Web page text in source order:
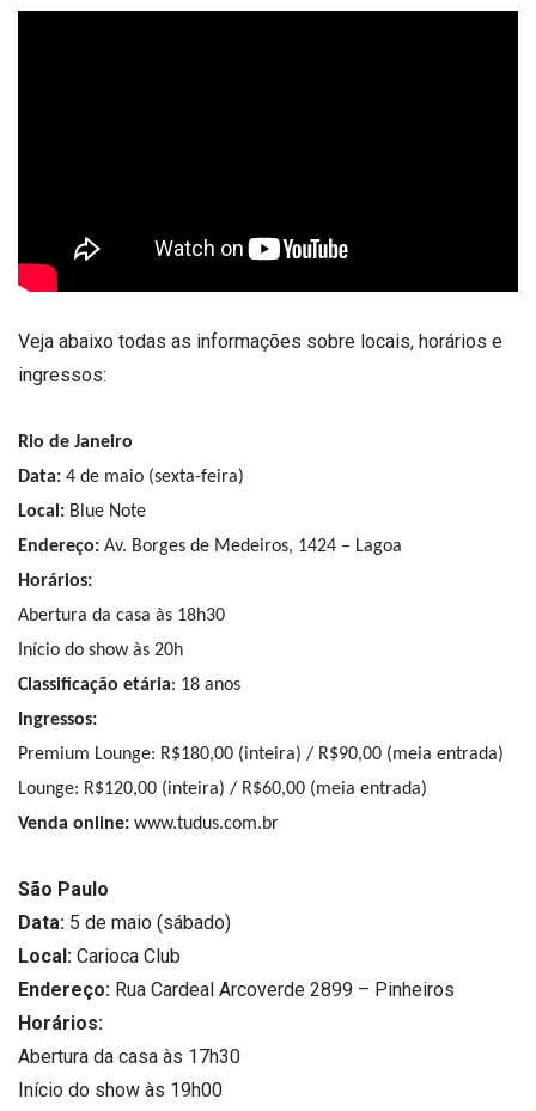
Veja abaixo todas as informações sobre locais, horários e
ingressos:
Rio de Janeiro
Data: 4 de maio (sexta-feira)
Local: Blue Note
Endereço: Av. Borges de Medeiros, 1424 – Lagoa
Horários:
Abertura da casa às 18h30
Início do show às 20h
Classificação etária: 18 anos
Ingressos:
Premium Lounge: R$180,00 (inteira) / R$90,00 (meia entrada)
Lounge: R$120,00 (inteira) / R$60,00 (meia entrada)
Venda online: www.tudus.com.br
São Paulo
Data: 5 de maio (sábado)
Local: Carioca Club
Endereço: Rua Cardeal Arcoverde 2899 – Pinheiros
Horários:
Abertura da casa às 17h30
Início do show às 19h00